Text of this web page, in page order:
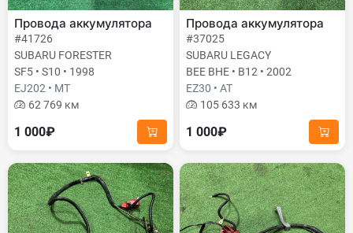
Провода аккумулятора
#41726
SUBARU FORESTER
SF5 • S10 • 1998
EJ202 • MT
62 769 км
1 000₽
Провода аккумулятора
#37025
SUBARU LEGACY
BEE BHE • B12 • 2002
EZ30 • AT
105 633 км
1 000₽